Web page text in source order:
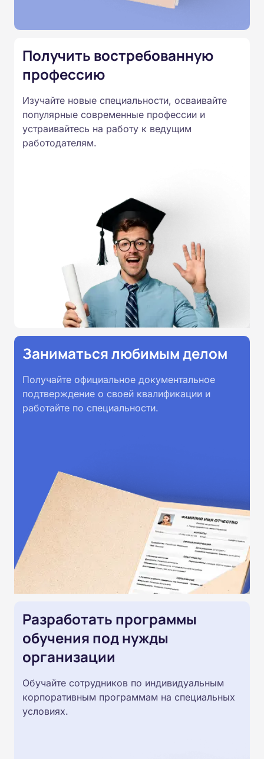
Подготовка ведется по всем
России от 14.07.2023 N 534 в
соответствии с Федеральными
образовательными стандартами
профессионального образования.
Удостоверения и дипломы о
Получить востребованную
профессию
Изучайте новые специальности, осваивайте
популярные современные профессии и
устраивайтесь на работу к ведущим
работодателям.
Заниматься любимым делом
Получайте официальное документальное
подтверждение о своей квалификации и
работайте по специальности.
Разработать программы
обучения под нужды
организации
Обучайте сотрудников по индивидуальным
корпоративным программам на специальных
условиях.